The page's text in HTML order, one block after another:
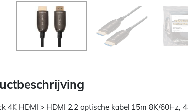
4K HDMI > HDMI 2.2 optische kabel 15m 8K/60Hz,